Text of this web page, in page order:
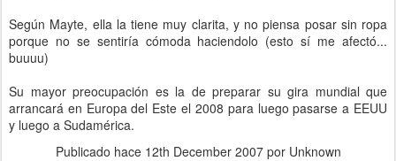
Según Mayte, ella la tiene muy clarita, y no piensa posar sin ropa
porque no se sentiría cómoda haciendolo (esto sí me afectó...
buuuu)
Su mayor preocupación es la de preparar su gira mundial que
arrancará en Europa del Este el 2008 para luego pasarse a EEUU
y luego a Sudamérica.
Publicado hace 12th December 2007por Unknown